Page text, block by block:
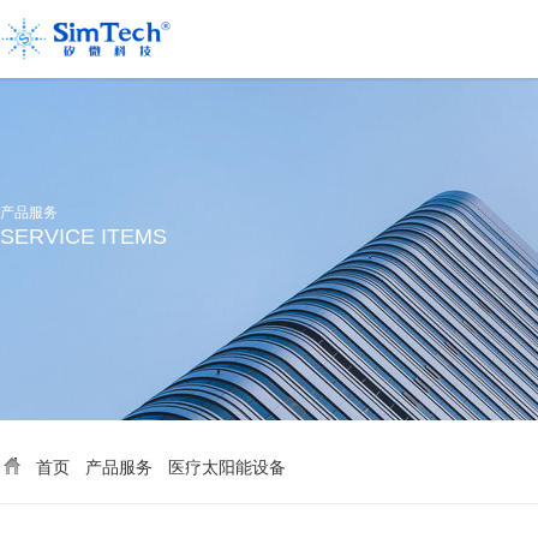
产品服务
SERVICE ITEMS
首页 产品服务 医疗太阳能设备